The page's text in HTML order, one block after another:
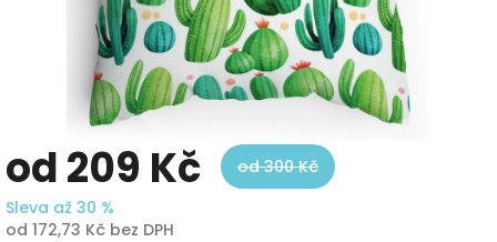
od209 Kč
od 300 Kč
Sleva až 30 %
od 172,73 Kč bez DPH